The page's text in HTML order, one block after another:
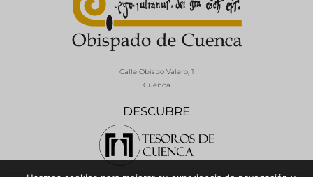
DESCUBRE
Calle Obispo Valero, 1
Cuenca